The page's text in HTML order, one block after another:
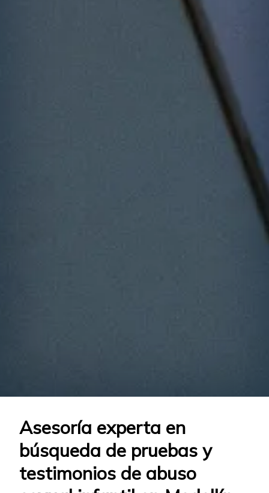
Asesoría experta en
búsqueda de pruebas y
testimonios de abuso